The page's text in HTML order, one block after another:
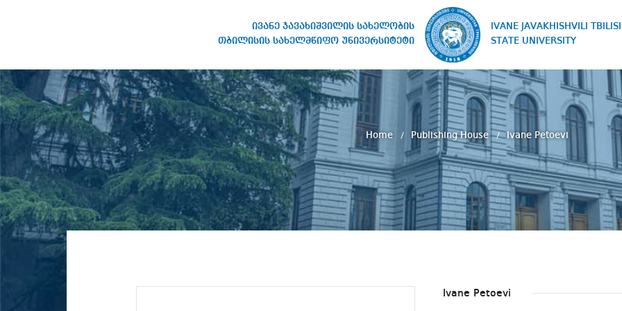
ივანე ჯავახიშვილის სახელობის
თბილისის სახელმწიფო უნივერსიტეტი
IVANE JAVAKHISHVILI TBILISI
STATE UNIVERSITY
STATE UNIVERSITY
Home Publishing House Ivane Petoevi
Ivane Petoevi